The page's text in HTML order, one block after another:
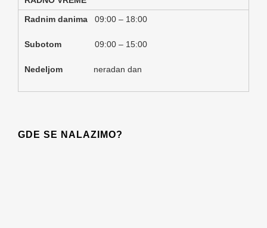
Radnim danima 09:00 – 18:00
Subotom 09:00 – 15:00
Nedeljom neradan dan
GDE SE NALAZIMO?